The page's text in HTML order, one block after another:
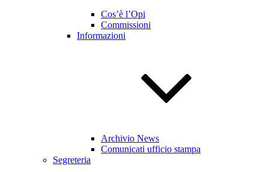
Cos’è l’Opi
Commissioni
Informazioni
Archivio News
Comunicati ufficio stampa
Segreteria